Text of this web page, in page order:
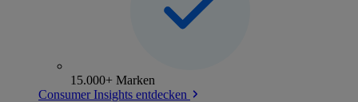
15.000+ Marken
Consumer Insights entdecken